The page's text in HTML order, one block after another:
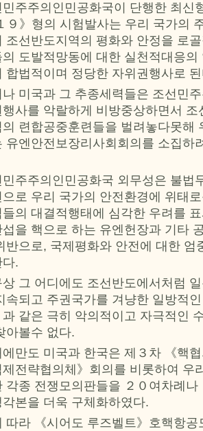
민주주의인민공화국이 단행한 최신
９》형의 시험발사는 우리 국가의
조선반도지역의 평화와 안정을 로
의 도발적망동에 대한 실천적대응
합법적이며 정당한 자위권행사로
나 미국과 그 추종세력들은 조선민
행사를 악랄하게 비방중상하면서
의 련합공중훈련들을 벌려놓다못해
유엔안전보장리사회회의를 소집하
민주주의인민공화국 외무성은 불법
으로 우리 국가의 안전환경에 위태
들의 대결적행태에 심각한 우려를
섭을 핵으로 하는 유엔헌장과 기타
반으로, 국제평화와 안전에 대한 엄
다.
상 그 어디에도 조선반도에서처럼
속되고 주권국가를 겨냥한 일방적
과 같은 극히 악의적이고 자극적인
아볼수 없다.
에만도 미국과 한국은 제３차 《핵
제전략협의체》회의를 비롯하여 우
각종 전쟁모의판들을 ２０여차례
각본을 더욱 구체화하였다.
따라 《시어도 루즈벨트》호핵항